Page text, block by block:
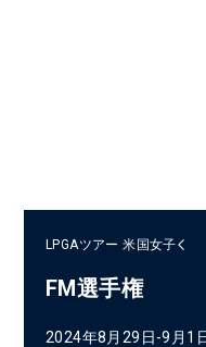
LPGAツアー 米国女子
FM選手権
2024年8月29日-9月1